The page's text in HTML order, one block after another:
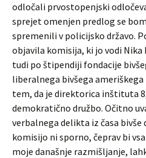
odločali prvostopenjski
sprejet omenjen predlog se
spremenili v policijsko državo.
objavila komisija, ki jo vodi Nika
tudi po štipendiji fondacije
liberalnega bivšega
tem, da je direktorica inštituta
demokratično družbo. Očitno
verbalnega delikta iz časa bivše
komisijo ni sporno, čeprav bi
moje današnje razmišljanje,